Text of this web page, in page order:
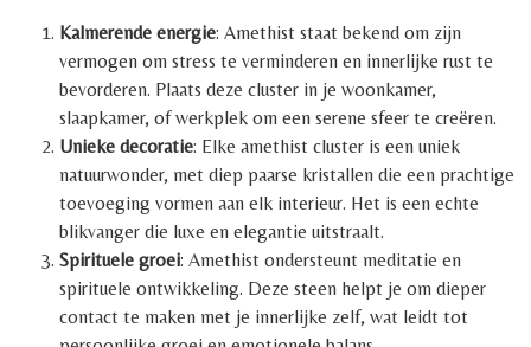
Kalmerende energie: Amethist staat bekend om zijn
vermogen om stress te verminderen en innerlijke rust te
bevorderen. Plaats deze cluster in je woonkamer,
slaapkamer, of werkplek om een serene sfeer te creëren.
Unieke decoratie: Elke amethist cluster is een uniek
natuurwonder, met diep paarse kristallen die een prachtige
toevoeging vormen aan elk interieur. Het is een echte
blikvanger die luxe en elegantie uitstraalt.
Spirituele groei: Amethist ondersteunt meditatie en
spirituele ontwikkeling. Deze steen helpt je om dieper
contact te maken met je innerlijke zelf, wat leidt tot